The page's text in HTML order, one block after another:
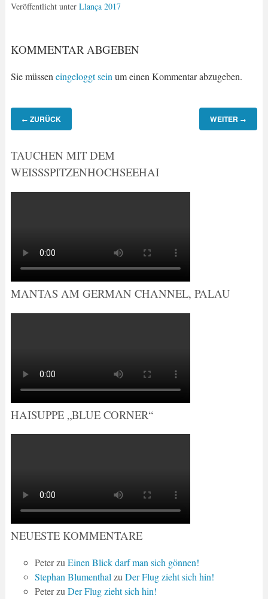
Veröffentlicht unter Llança 2017
KOMMENTAR ABGEBEN
Sie müssen eingeloggt sein um einen Kommentar abzugeben.
← ZURÜCK WEITER →
TAUCHEN MIT DEM
WEISSSPITZENHOCHSEEHAI
MANTAS AM GERMAN CHANNEL, PALAU
HAISUPPE „BLUE CORNER“
NEUESTE KOMMENTARE
Peterzu Einen Blick darf man sich gönnen!
Stephan Blumenthal zu Der Flug zieht sich hin!
Peterzu Der Flug zieht sich hin!